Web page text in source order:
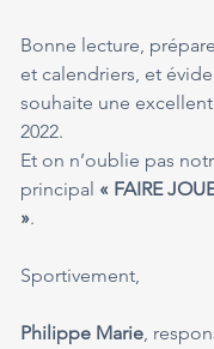
Bonne lecture,
et calendriers, et
souhaite une
2022.
Et on n’oublie pas
principal « FAIRE
».
Sportivement,
Philippe Marie,